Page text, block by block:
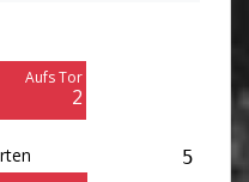
Aufs Tor
2
5